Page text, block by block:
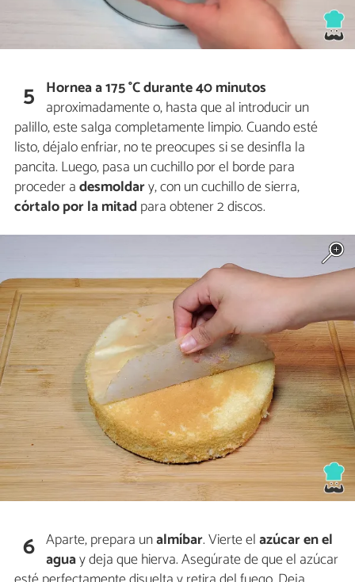
5 Hornea a 175 °C durante 40 minutos
aproximadamente o, hasta que al introducir un
palillo, este salga completamente limpio. Cuando esté
listo, déjalo enfriar, no te preocupes si se desinfla la
pancita. Luego, pasa un cuchillo por el borde para
proceder adesmoldary, con un cuchillo de sierra,
córtalo por la mitadpara obtener 2 discos.
6 Aparte, prepara unalmíbar. Vierte elazúcaren el
aguay deja que hierva. Asegúrate de que el azúcar